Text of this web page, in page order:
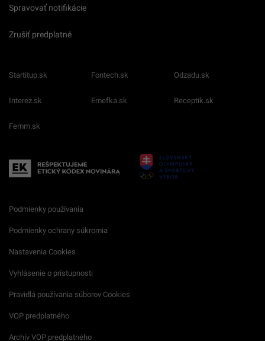
Spravovať notifikácie
Zrušiť predplatné
Startitup.sk Fontech.sk Odzadu.sk
Interez.sk Emefka.sk Receptik.sk
Femm.sk
Podmienky používania
Podmienky ochrany súkromia
Nastavenia Cookies
Vyhlásenie o prístupnosti
Pravidlá používania súborov Cookies
VOP predplatného
Archív VOP predplatného